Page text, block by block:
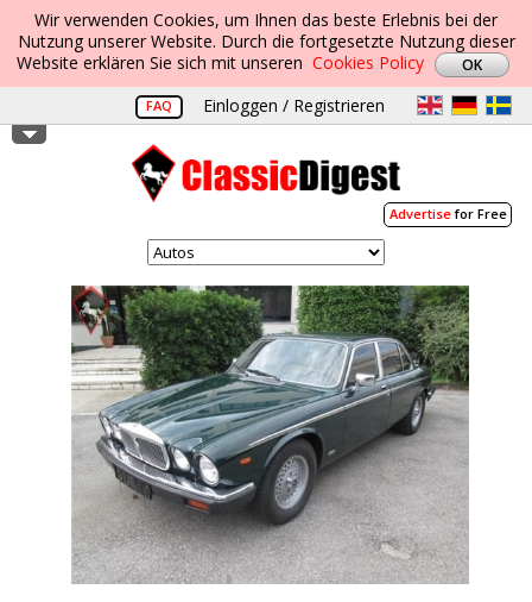
Wir verwenden Cookies, um Ihnen das beste Erlebnis bei der
Nutzung unserer Website. Durch die fortgesetzte Nutzung dieser
Website erklären Sie sich mit unseren Cookies Policy
FAQ Einloggen / Registrieren
Advertisefor Free